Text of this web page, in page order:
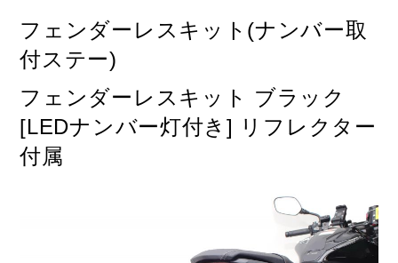
HARLEY DAVIDSON
閉じる
フェンダーレスキット(ナンバー取
付ステー)
フェンダーレスキット ブラック
[LEDナンバー灯付き] リフレクター
付属